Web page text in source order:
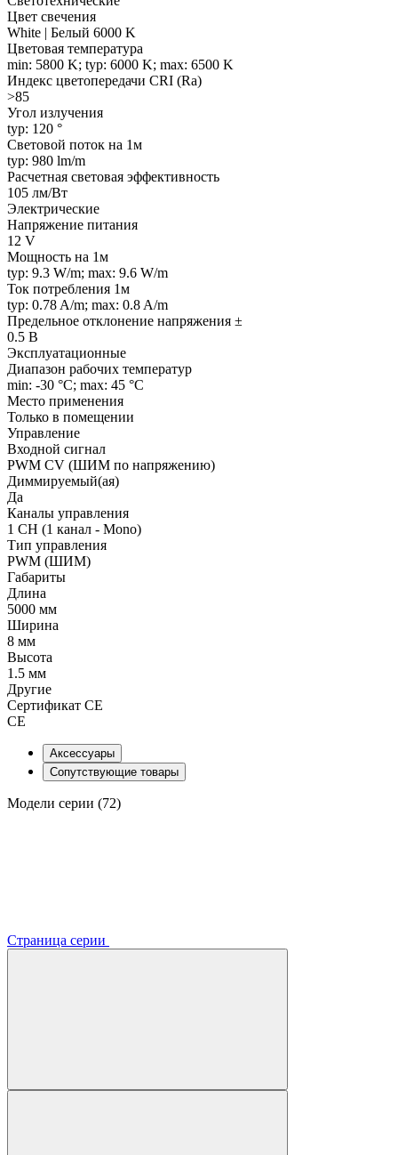
Цвет свечения
White | Белый 6000 K
Цветовая температура
min: 5800 K; typ: 6000 K; max: 6500 K
Индекс цветопередачи CRI (Ra)
>85
Угол излучения
typ: 120 °
Световой поток на 1м
typ: 980 lm/m
Расчетная световая эффективность
105 лм/Вт
Электрические
Напряжение питания
12 V
Мощность на 1м
typ: 9.3 W/m; max: 9.6 W/m
Ток потребления 1м
typ: 0.78 A/m; max: 0.8 A/m
Предельное отклонение напряжения ±
0.5 В
Эксплуатационные
Диапазон рабочих температур
min: -30 °C; max: 45 °C
Место применения
Только в помещении
Управление
Входной сигнал
PWM СV (ШИМ по напряжению)
Диммируемый(ая)
Да
Каналы управления
1 CH (1 канал - Mono)
Тип управления
PWM (ШИМ)
Габариты
Длина
5000 мм
Ширина
8 мм
Высота
1.5 мм
Другие
Сертификат CE
CE
Аксессуары
Сопутствующие товары
Модели серии (72)
Страница серии